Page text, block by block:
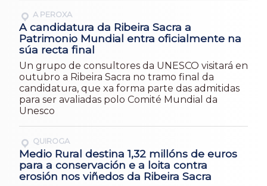
A PEROXA
A candidatura da Ribeira Sacra a
Patrimonio Mundial entra oficialmente na
súa recta final
Un grupo de consultores da UNESCO visitará en
outubro a Ribeira Sacra no tramo final da
candidatura, que xa forma parte das admitidas
para ser avaliadas polo Comité Mundial da
Unesco
QUIROGA
Medio Rural destina 1,32 millóns de euros
para a conservación e a loita contra
erosión nos viñedos da Ribeira Sacra